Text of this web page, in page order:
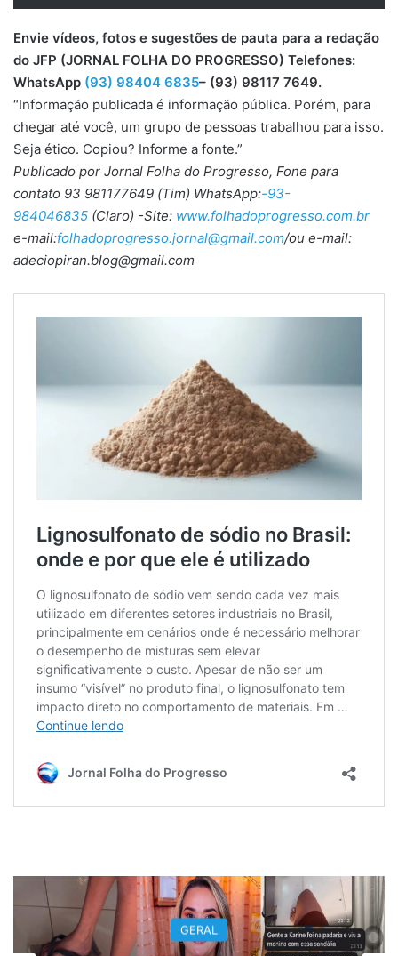
Envie vídeos, fotos e sugestões de pauta para a redação
do JFP (JORNAL FOLHA DO PROGRESSO) Telefones:
WhatsApp (93) 98404 6835– (93) 98117 7649.
“Informação publicada é informação pública. Porém, para
chegar até você, um grupo de pessoas trabalhou para isso.
Seja ético. Copiou? Informe a fonte.”
Publicado por Jornal Folha do Progresso, Fone para
contato 93 981177649 (Tim) WhatsApp:-93-
984046835 (Claro) -Site: www.folhadoprogresso.com.br
e-mail:folhadoprogresso.jornal@gmail.com/ou e-mail:
adeciopiran.blog@gmail.com
GERAL